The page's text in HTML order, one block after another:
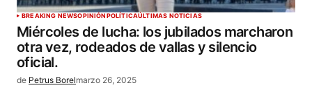
BREAKING NEWSOPINIÓNPOLÍTICAÚLTIMAS NOTICIAS
Miércoles de lucha: los jubilados marcharon
otra vez, rodeados de vallas y silencio
oficial.
de Petrus Borelmarzo 26, 2025